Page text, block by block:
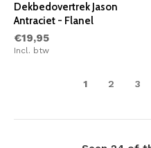
Dekbedovertrek Jason
Antraciet - Flanel
€19,95
Incl. btw
1 2 3